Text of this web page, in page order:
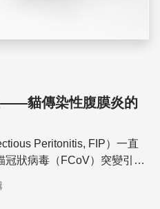
——貓傳染性腹膜炎的
Peritonitis, FIP）一直
狀病毒（FCoV）突變引
獲得合法核准。陳慧文教授